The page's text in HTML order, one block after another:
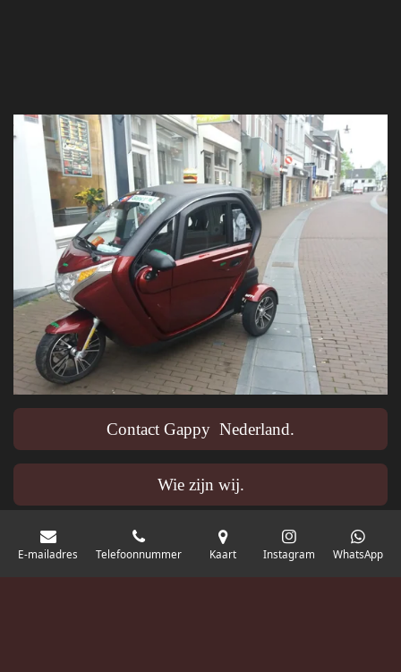
Contact Gappy Nederland.
Wie zijn wij.
E-mailadres Telefoonnummer Kaart Instagram WhatsApp